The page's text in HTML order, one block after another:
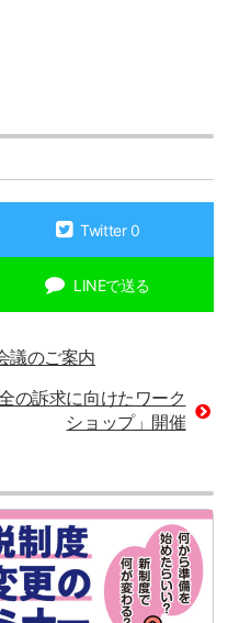
Twitter 0
LINEで送る
議のご案内
の訴求に向けたワーク
ショップ」開催